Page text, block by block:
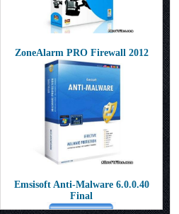
ZoneAlarm PRO Firewall 2012
Emsisoft Anti-Malware 6.0.0.40
Final